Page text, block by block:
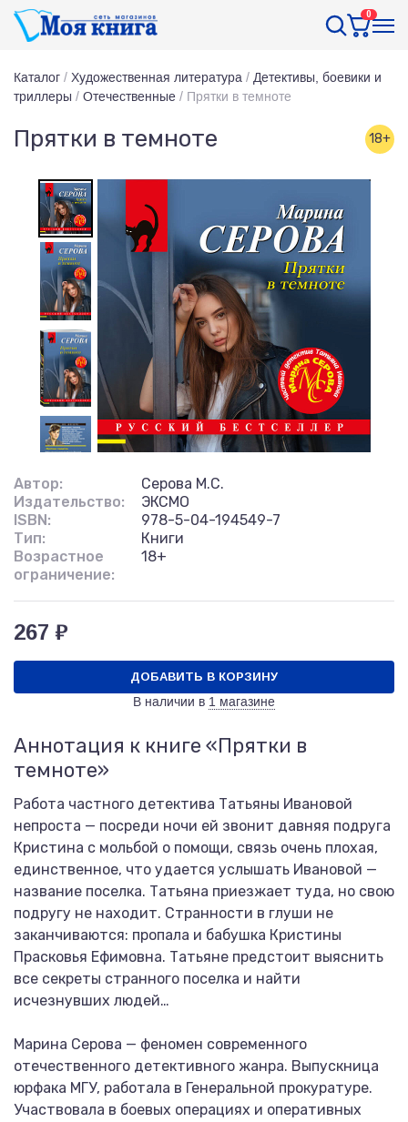
0
Каталог / Художественная литература / Детективы, боевики и
триллеры / Отечественные / Прятки в темноте
Прятки в темноте 18+
Автор:
Серова М.С.
Издательство:
ЭКСМО
ISBN:
978-5-04-194549-7
Тип:
Книги
Возрастное
ограничение:
18+
267 ₽
ДОБАВИТЬ В КОРЗИНУ
В наличии в 1 магазине
Аннотация к книге «Прятки в
темноте»
Работа частного детектива Татьяны Ивановой
непроста — посреди ночи ей звонит давняя подруга
Кристина с мольбой о помощи, связь очень плохая,
единственное, что удается услышать Ивановой —
название поселка. Татьяна приезжает туда, но свою
подругу не находит. Странности в глуши не
заканчиваются: пропала и бабушка Кристины
Прасковья Ефимовна. Татьяне предстоит выяснить
все секреты странного поселка и найти
исчезнувших людей…
Марина Серова — феномен современного
отечественного детективного жанра. Выпускница
юрфака МГУ, работала в Генеральной прокуратуре.
Участвовала в боевых операциях и оперативных